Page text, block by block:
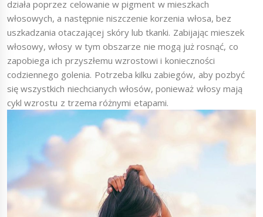
działa poprzez celowanie w pigment w mieszkach
włosowych, a następnie niszczenie korzenia włosa, bez
uszkadzania otaczającej skóry lub tkanki. Zabijając mieszek
włosowy, włosy w tym obszarze nie mogą już rosnąć, co
zapobiega ich przyszłemu wzrostowi i konieczności
codziennego golenia. Potrzeba kilku zabiegów, aby pozbyć
się wszystkich niechcianych włosów, ponieważ włosy mają
cykl wzrostu z trzema różnymi etapami.